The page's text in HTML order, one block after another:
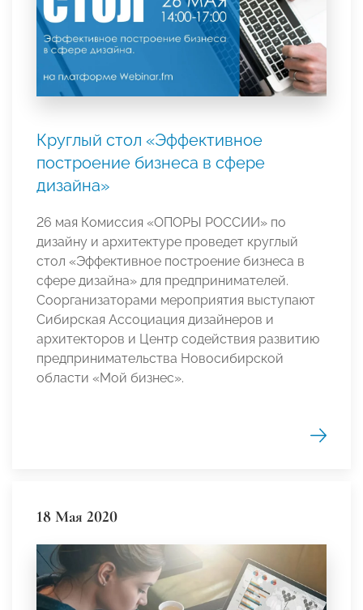
Круглый стол «Эффективное
построение бизнеса в сфере
дизайна»
26 мая Комиссия «ОПОРЫ РОССИИ» по
дизайну и архитектуре проведет круглый
стол «Эффективное построение бизнеса в
сфере дизайна» для предпринимателей.
Соорганизаторами мероприятия выступают
Сибирская Ассоциация дизайнеров и
архитекторов и Центр содействия развитию
предпринимательства Новосибирской
области «Мой бизнес».
18 Мая 2020